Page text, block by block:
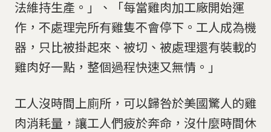
法維持生產。」、「每當雞肉加工廠開始運
作，不處理完所有雞隻不會停下。工人成為機
器，只比被掛起來、被切、被處理還有裝載的
雞肉好一點，整個過程快速又無情。」
工人沒時間上廁所，可以歸咎於美國驚人的雞
肉消耗量，讓工人們疲於奔命，沒什麼時間休